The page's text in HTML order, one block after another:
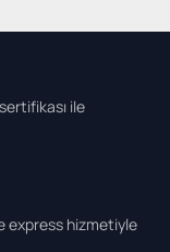
için su bidonu
buradan
ile birlikte far
aynı zamanda
ile
express hizmetiyle